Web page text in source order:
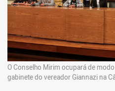
O Conselho Mirim ocupará de
gabinete do vereador Giannazi na